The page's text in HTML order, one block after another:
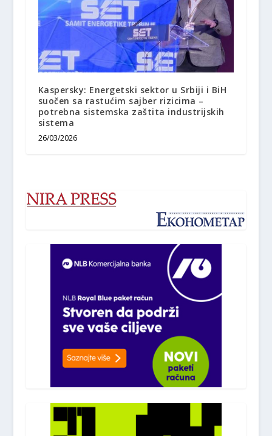
Kaspersky: Energetski sektor u Srbiji i BiH
suočen sa rastućim sajber rizicima –
potrebna sistemska zaštita industrijskih
sistema
26/03/2026